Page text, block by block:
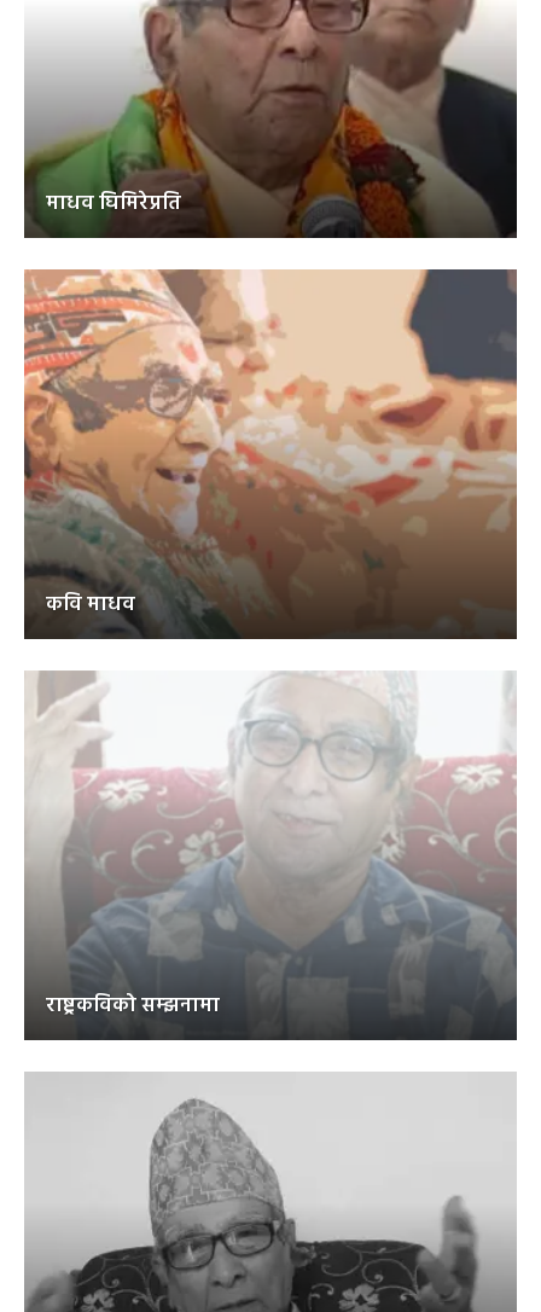
माधव घिमिरेप्रति
कवि माधव
राष्ट्रकविको सम्झनामा